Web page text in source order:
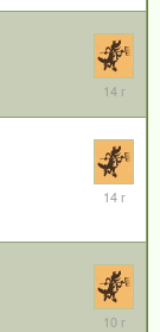
2012
2012
23